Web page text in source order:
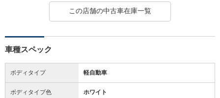
この店舗の中古車在庫一覧
車種スペック
ボディタイプ 軽自動車
ボディタイプ色 ホワイト